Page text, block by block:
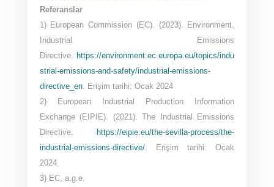
Referanslar
1) European Commission (EC). (2023). Environment.
Industrial Emissions
Directive. https://environment.ec.europa.eu/topics/indu
strial-emissions-and-safety/industrial-emissions-
directive_en. Erişim tarihi: Ocak 2024
2) European Industrial Production Information
Exchange (EIPIE). (2021). The Industrial Emissions
Directive.
https://eipie.eu/the-sevilla-process/the-
industrial-emissions-directive/. Erişim tarihi: Ocak
2024
3) EC, a.g.e.